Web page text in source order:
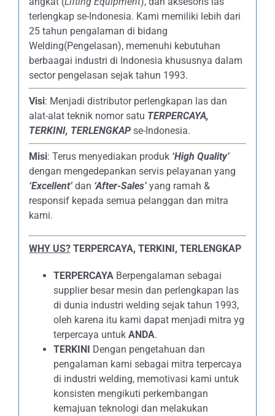
terlengkap se-Indonesia. Kami memiliki lebih dari
25 tahun pengalaman di bidang
Welding(Pengelasan), memenuhi kebutuhan
berbaagai industri di Indonesia khususnya dalam
sector pengelasan sejak tahun 1993.
Visi: Menjadi distributor perlengkapan las dan
alat-alat teknik nomor satu TERPERCAYA,
TERKINI, TERLENGKAPse-Indonesia.
Misi: Terus menyediakan produk ‘High Quality’
dengan mengedepankan servis pelayanan yang
‘Excellent’dan ‘After-Sales’yang ramah &
responsif kepada semua pelanggan dan mitra
kami.
WHY US? TERPERCAYA, TERKINI, TERLENGKAP
TERPERCAYABerpengalaman sebagai
supplier besar mesin dan perlengkapan las
di dunia industri welding sejak tahun 1993,
oleh karena itu kami dapat menjadi mitra yg
terpercaya untuk ANDA.
TERKINI Dengan pengetahuan dan
pengalaman kami sebagai mitra terpercaya
di industri welding, memotivasi kami untuk
konsisten mengikuti perkembangan
kemajuan teknologi dan melakukan